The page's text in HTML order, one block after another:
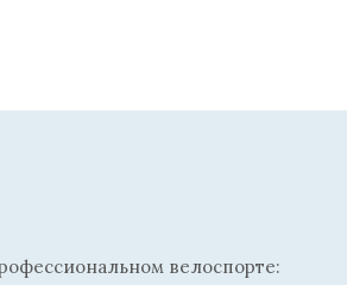
велоспорте: